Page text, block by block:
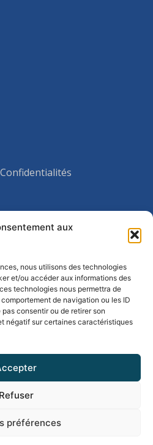
aux
nous utilisons des technologies
et/ou accéder aux informations des
technologies nous permettra de
de navigation ou les ID
consentir ou de retirer son
négatif sur certaines caractéristiques
Refuser
préférences
Fermé
2026 .